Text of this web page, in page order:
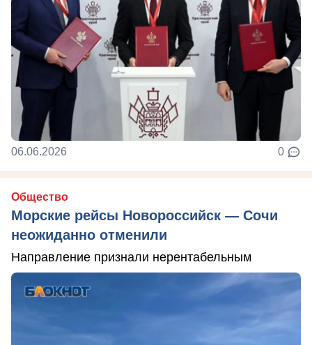
06.06.2026 0
Общество
Морские рейсы Новороссийск — Сочи
неожиданно отменили
Направление признали нерентабельным